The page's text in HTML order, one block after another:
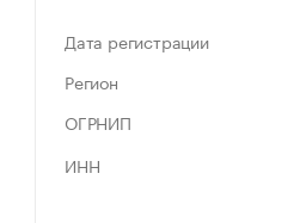
Дата регистрации
Регион
ОГРНИП
ИНН